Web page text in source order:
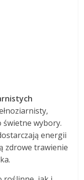
świetne wybory.
energii
zdrowe trawienie